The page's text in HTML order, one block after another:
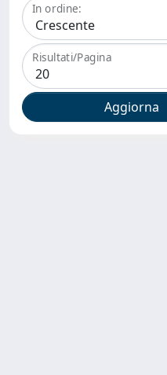
In ordine:
Risultati/Pagina